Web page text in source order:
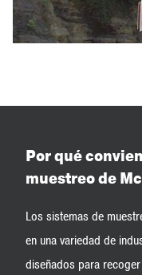
Por qué
muestreo de
Los sistemas de
en una variedad de
diseñados para